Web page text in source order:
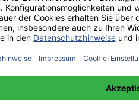
sind und kein
jeden Fall eine Voraussetzung für
zwischen Frankreich und
vereinfachte.
[13] Letztlich
wurde man in Frankreichs